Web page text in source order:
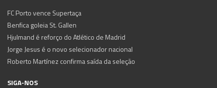
FC Porto vence Supertaça
Benfica goleia St. Gallen
Hjulmand é reforço do Atlético de Madrid
Jorge Jesus é o novo selecionador nacional
Roberto Martínez confirma saída da seleção
SIGA-NOS